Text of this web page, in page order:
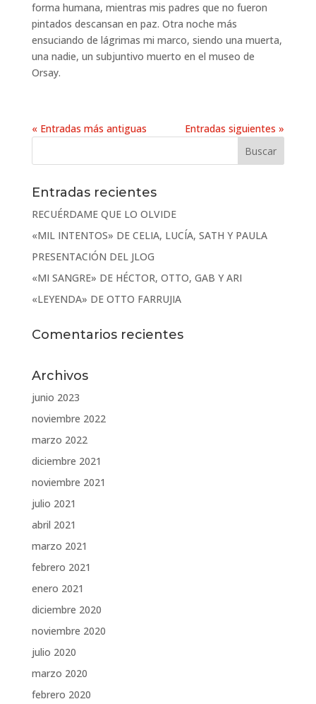
forma humana, mientras mis padres que no fueron
pintados descansan en paz. Otra noche más
ensuciando de lágrimas mi marco, siendo una muerta,
una nadie, un subjuntivo muerto en el museo de
Orsay.
« Entradas más antiguas Entradas siguientes »
Entradas recientes
RECUÉRDAME QUE LO OLVIDE
«MIL INTENTOS» DE CELIA, LUCÍA, SATH Y PAULA
PRESENTACIÓN DEL JLOG
«MI SANGRE» DE HÉCTOR, OTTO, GAB Y ARI
«LEYENDA» DE OTTO FARRUJIA
Comentarios recientes
Archivos
junio 2023
noviembre 2022
marzo 2022
diciembre 2021
noviembre 2021
julio 2021
abril 2021
marzo 2021
febrero 2021
enero 2021
diciembre 2020
noviembre 2020
julio 2020
marzo 2020
febrero 2020